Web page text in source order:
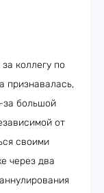
коллегу по
признавалась,
за большой
от
своими
через два